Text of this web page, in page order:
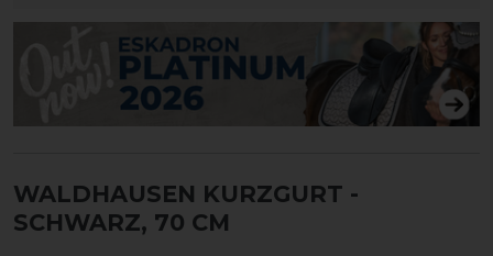
WALDHAUSEN KURZGURT -
SCHWARZ, 70 CM